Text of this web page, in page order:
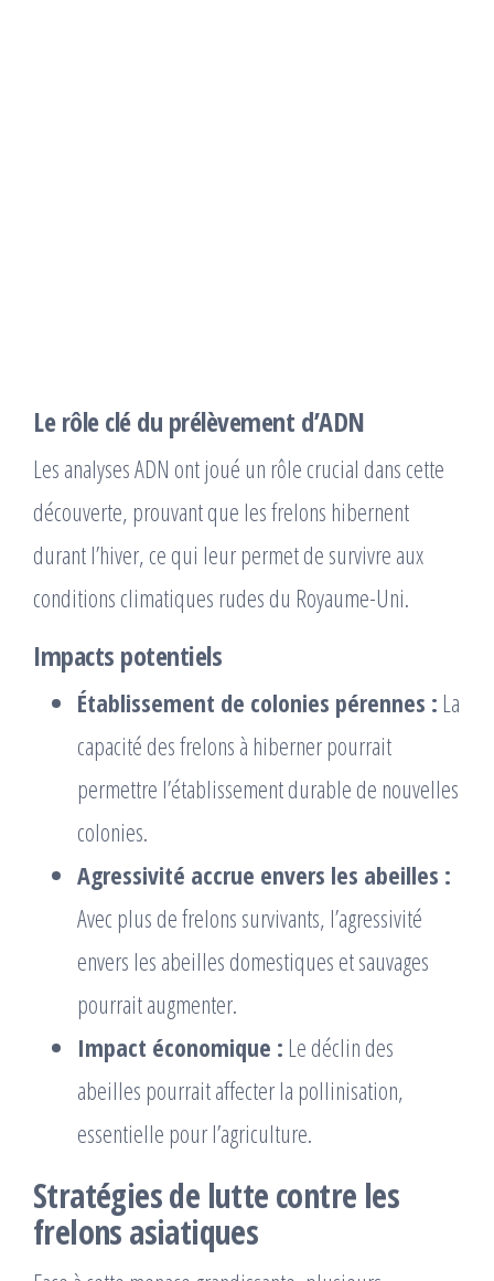
Le rôle clé du prélèvement d’ADN
Les analyses ADN ont joué un rôle crucial dans cette
découverte, prouvant que les frelons hibernent
durant l’hiver, ce qui leur permet de survivre aux
conditions climatiques rudes du Royaume-Uni.
Impacts potentiels
Établissement de colonies pérennes : La
capacité des frelons à hiberner pourrait
permettre l’établissement durable de nouvelles
colonies.
Agressivité accrue envers les abeilles :
Avec plus de frelons survivants, l’agressivité
envers les abeilles domestiques et sauvages
pourrait augmenter.
Impact économique : Le déclin des
abeilles pourrait affecter la pollinisation,
essentielle pour l’agriculture.
Stratégies de lutte contre les
frelons asiatiques